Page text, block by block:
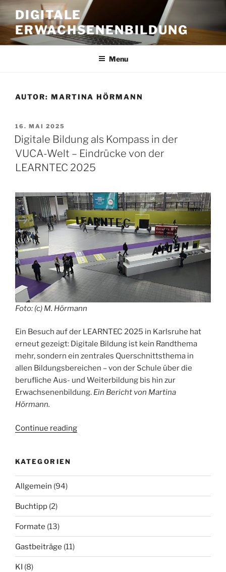
Skip
content
DIGITALE
ERWACHSENENBILDUNG
Menu
AUTOR: MARTINA HÖRMANN
POSTED
ON
16. MAI 2025
Digitale Bildung als Kompass in der
VUCA-Welt – Eindrücke von der
LEARNTEC 2025
Foto: (c) M. Hörmann
Ein Besuch auf der LEARNTEC 2025 in Karlsruhe hat
erneut gezeigt: Digitale Bildung ist kein Randthema
mehr, sondern ein zentrales Querschnittsthema in
allen Bildungsbereichen – von der Schule über die
berufliche Aus- und Weiterbildung bis hin zur
Erwachsenenbildung. Ein Bericht von Martina
Hörmann.
Continue reading„Digitale
in
Eindrücke
KATEGORIEN
Allgemein (94)
Buchtipp (2)
Formate (13)
Gastbeiträge (11)
KI (8)